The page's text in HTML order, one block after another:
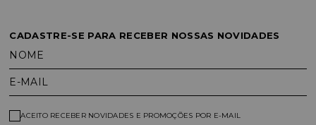
CADASTRE-SE PARA RECEBER NOSSAS NOVIDADES
NOME
E-MAIL
ACEITO RECEBER NOVIDADES E PROMOÇÕES POR E-MAIL